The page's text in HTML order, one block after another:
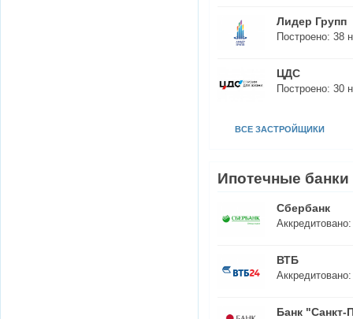
Лидер Групп
Построено: 38
ЦДС
Построено: 30
ВСЕ ЗАСТРОЙЩИКИ
Ипотечные банки
Сбербанк
ВТБ
Банк "Санкт-